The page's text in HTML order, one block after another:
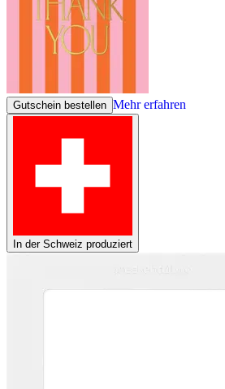
Gutschein bestellen Mehr erfahren
In der Schweiz produziert